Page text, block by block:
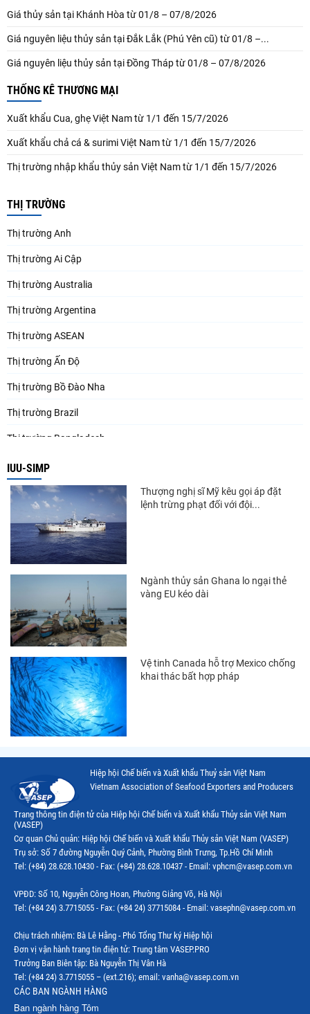
Giá thủy sản tại Khánh Hòa từ 01/8 – 07/8/2026
Giá nguyên liệu thủy sản tại Đắk Lắk (Phú Yên cũ) từ 01/8 –...
Giá nguyên liệu thủy sản tại Đồng Tháp từ 01/8 – 07/8/2026
THỐNG KÊ THƯƠNG MẠI
Xuất khẩu Cua, ghẹ Việt Nam từ 1/1 đến 15/7/2026
Xuất khẩu chả cá & surimi Việt Nam từ 1/1 đến 15/7/2026
Thị trường nhập khẩu thủy sản Việt Nam từ 1/1 đến 15/7/2026
THỊ TRƯỜNG
Thị trường Anh
Thị trường Ai Cập
Thị trường Australia
Thị trường Argentina
Thị trường ASEAN
Thị trường Ấn Độ
Thị trường Bồ Đào Nha
Thị trường Brazil
Thị trường Bangladesh
Thị trường Chile
Thị trường Canada
Thị trường Ecuador
Thị trường EU
Thị trường Indonesia
Thị trường Mexico
Thị trường Mỹ
Thị trường Nga
Thị trường Hàn Quốc
Thị trường Nhật Bản
Thị trường Thái Lan
Thị trường Philippines
Thị trường Tây Ban Nha
Thị trường thủy sản khác
Thị trường thủy sản thế giới
IUU-SIMP
Thượng nghị sĩ Mỹ kêu gọi áp đặt
lệnh trừng phạt đối với đội...
Ngành thủy sản Ghana lo ngại thẻ
vàng EU kéo dài
Vệ tinh Canada hỗ trợ Mexico chống
khai thác bất hợp pháp
Hiệp hội Chế biến và Xuất khẩu Thuỷ sản Việt Nam
Vietnam Association of Seafood Exporters and Producers
Trang thông tin điện tử của Hiệp hội Chế biến và Xuất khẩu Thủy sản Việt Nam
(VASEP)
Cơ quan Chủ quản: Hiệp hội Chế biến và Xuất khẩu Thủy sản Việt Nam (VASEP)
Trụ sở: Số 7 đường Nguyễn Quý Cảnh, Phường Bình Trưng, Tp.Hồ Chí Minh
Tel: (+84) 28.628.10430 - Fax: (+84) 28.628.10437 - Email: vphcm@vasep.com.vn
VPĐD: Số 10, Nguyễn Công Hoan, Phường Giảng Võ, Hà Nội
Tel: (+84 24) 3.7715055 - Fax: (+84 24) 37715084 - Email: vasephn@vasep.com.vn
Chịu trách nhiệm: Bà Lê Hằng - Phó Tổng Thư ký Hiệp hội
Đơn vị vận hành trang tin điện tử: Trung tâm VASEP.PRO
Trưởng Ban Biên tập: Bà Nguyễn Thị Vân Hà
Tel: (+84 24) 3.7715055 – (ext.216); email: vanha@vasep.com.vn
CÁC BAN NGÀNH HÀNG
Ban ngành hàng Tôm